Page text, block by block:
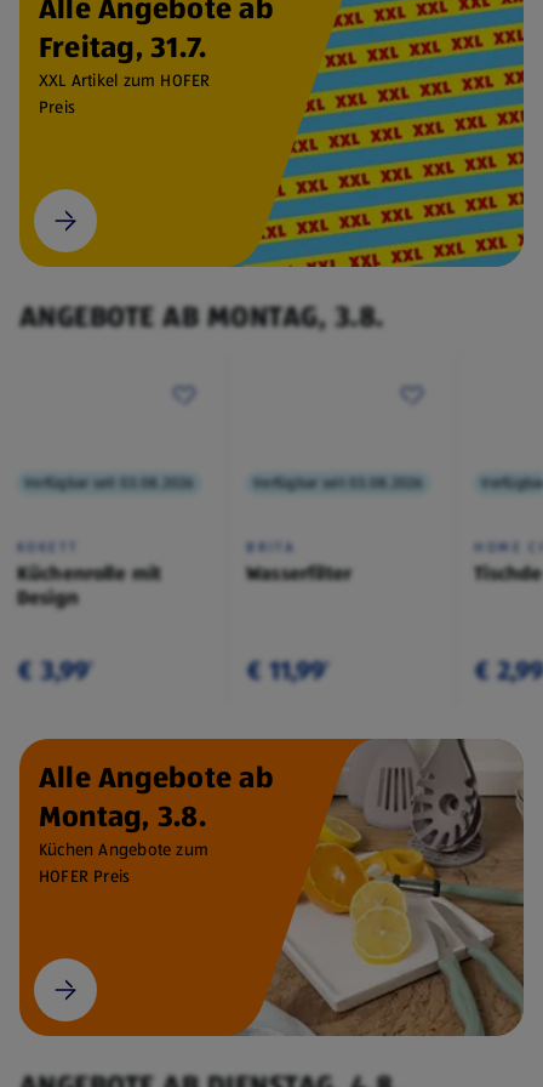
Alle Angebote ab
Freitag, 31.7.
XXL Artikel zum HOFER
Preis
ANGEBOTE AB MONTAG, 3.8.
Verfügbar seit 03.08.2026
KOKETT
Küchenrolle mit
Design
€ 3,99¹
Verfügbar seit 03.08.2026
BRITA
Wasserfilter
€ 11,99¹
HOME
€
Alle Angebote ab
Montag, 3.8.
Küchen Angebote zum
HOFER Preis